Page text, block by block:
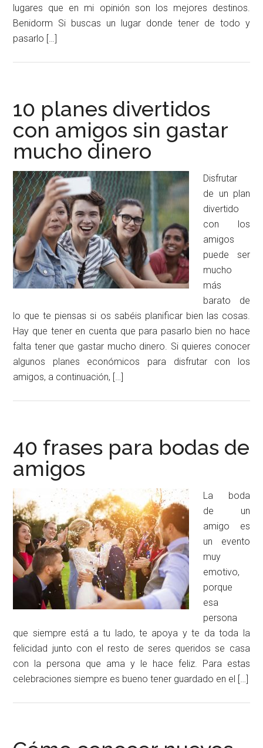
lugares que en mi opinión son los mejores destinos.
Benidorm Si buscas un lugar donde tener de todo y
pasarlo […]
10 planes divertidos
con amigos sin gastar
mucho dinero
Disfrutar
de un plan
divertido
con los
amigos
puede ser
mucho
más
barato de
lo que te piensas si os sabéis planificar bien las cosas.
Hay que tener en cuenta que para pasarlo bien no hace
falta tener que gastar mucho dinero. Si quieres conocer
algunos planes económicos para disfrutar con los
amigos, a continuación, […]
40 frases para bodas de
amigos
La boda
de un
amigo es
un evento
muy
emotivo,
porque
esa
persona
que siempre está a tu lado, te apoya y te da toda la
felicidad junto con el resto de seres queridos se casa
con la persona que ama y le hace feliz. Para estas
celebraciones siempre es bueno tener guardado en el […]